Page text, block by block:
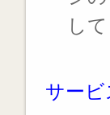
し
サービ